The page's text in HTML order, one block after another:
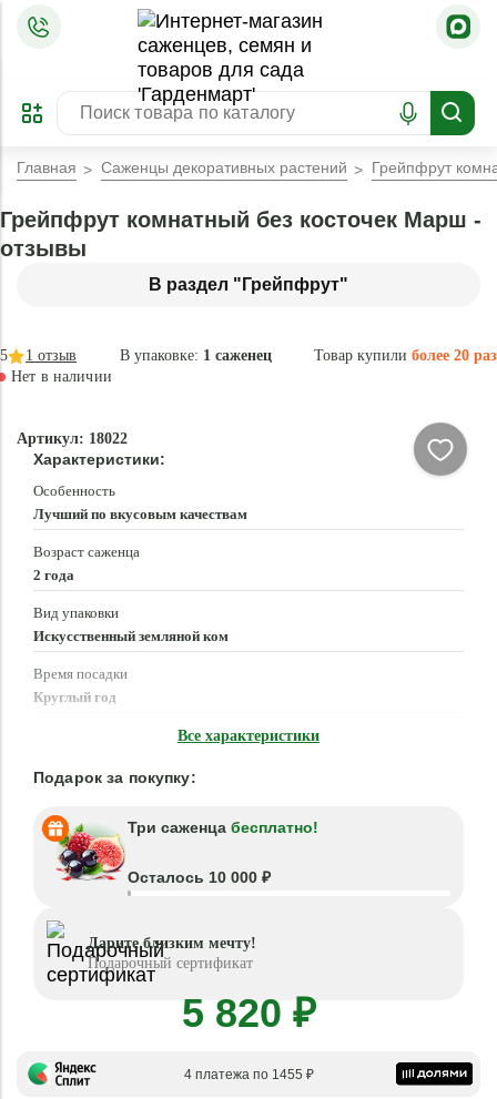
ПРЕДЗАКАЗ
ЗАБРОНИРОВАТЬ
ЛУЧШЕЕ
Главная Саженцы декоративных растений Грейпфрут
В раздел "Грейпфрут"
Грейпфрут комнатный без косточек Марш -
отзывы
В упаковке: 1 саженец Товар купили более 20 раз
5 1 отзыв
Нет в наличии
Артикул: 18022
Характеристики:
Особенность
Лучший по вкусовым качествам
Возраст саженца
2 года
Вид упаковки
Искусственный земляной ком
Время посадки
Круглый год
Все характеристики
Подарок за покупку:
Три саженца бесплатно!
Осталось 10 000 ₽
Дарите близким мечту!
Подарочный сертификат
5 820 ₽
4 платежа по 1455 ₽